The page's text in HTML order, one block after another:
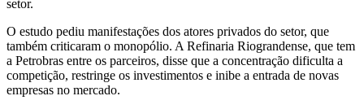
setor.
O estudo pediu manifestações dos atores privados do setor, que
também criticaram o monopólio. A Refinaria Riograndense, que tem
a Petrobras entre os parceiros, disse que a concentração dificulta a
competição, restringe os investimentos e inibe a entrada de novas
empresas no mercado.